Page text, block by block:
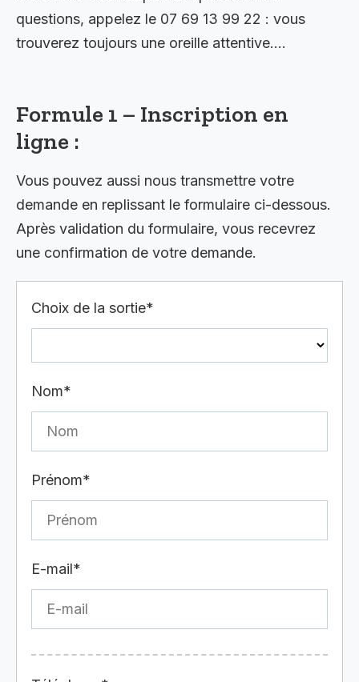
questions, appelez le 07 69 13 99 22 : vous
trouverez toujours une oreille attentive….
Formule 1 – Inscription en
ligne :
Vous pouvez aussi nous transmettre votre
demande en replissant le formulaire ci-dessous.
Après validation du formulaire, vous recevrez
une confirmation de votre demande.
Choix de la sortie*
Nom*
Prénom*
E-mail*